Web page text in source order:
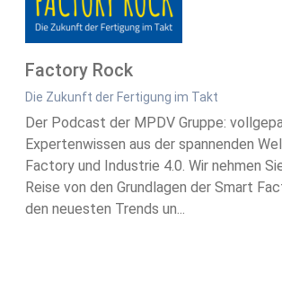
Factory Rock
Die Zukunft der Fertigung im Takt
Der Podcast der MPDV Gruppe:
Expertenwissen aus der spannenden
Factory und Industrie 4.0. Wir nehmen
Reise von den Grundlagen der Smart
den neuesten Trends un...